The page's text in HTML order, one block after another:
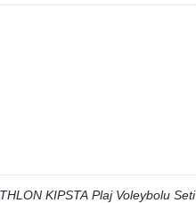
KIPSTA Plaj Voleybolu Seti